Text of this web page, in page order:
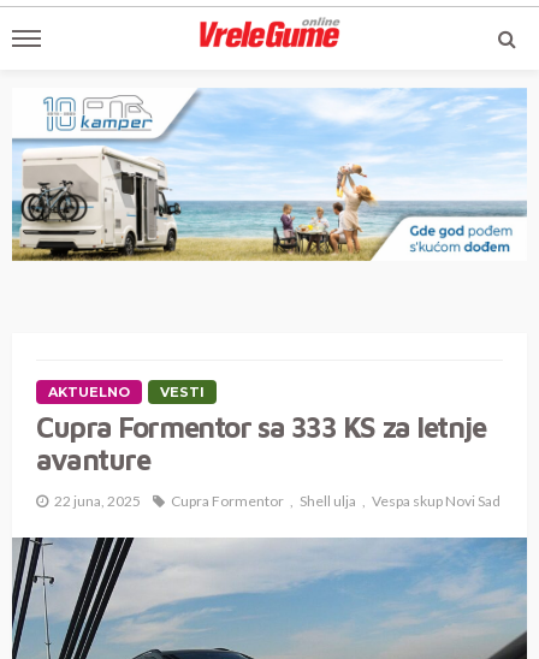
AKTUELNO VESTI
Cupra Formentor sa 333 KS za letnje
avanture
22 juna, 2025 Cupra Formentor Shell ulja Vespa skup Novi Sad